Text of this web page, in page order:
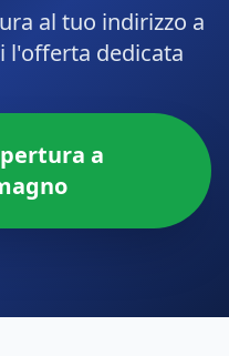
al tuo indirizzo a
l'offerta dedicata
a